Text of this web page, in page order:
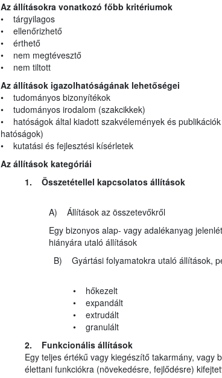
Az állításokra vonatkozó főbb kritériumok
• tárgyilagos
• ellenőrizhető
• érthető
• nem megtévesztő
• nem tiltott
Az állítások igazolhatóságának lehetőségei
• tudományos bizonyítékok
• tudományos irodalom (szakcikkek)
• hatóságok által kiadott szakvélemények és
hatóságok)
• kutatási és fejlesztési kísérletek
Az állítások kategóriái
1. Összetétellel kapcsolatos állítások
A) Állítások az összetevőkről
Egy bizonyos alap- vagy adalékanyag
hiányára utaló állítások
B) Gyártási folyamatokra utaló állítások,
• hőkezelt
• expandált
• extrudált
• granulált
2. Funkcionális állítások
Egy teljes értékű vagy kiegészítő takarmány, vagy
élettani funkciókra (növekedésre, fejlődésre)